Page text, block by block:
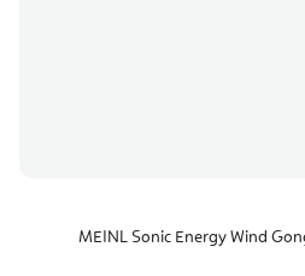
MEINL Sonic Energy Wind